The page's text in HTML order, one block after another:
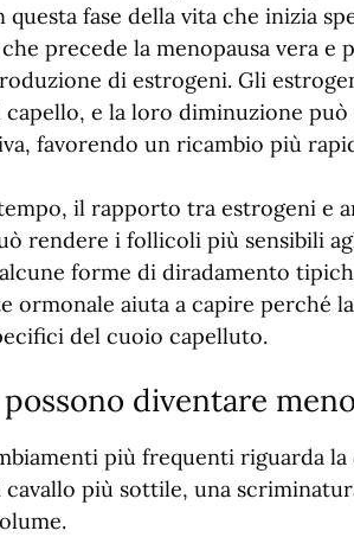
questa fase della vita che inizia
precede la menopausa vera
di estrogeni. Gli
e la loro diminuzione può
favorendo un ricambio più
il rapporto tra estrogeni e
rendere i follicoli più sensibili
forme di diradamento
ormonale aiuta a capire perché
del cuoio capelluto.
diventare
più frequenti riguarda
cavallo più sottile, una